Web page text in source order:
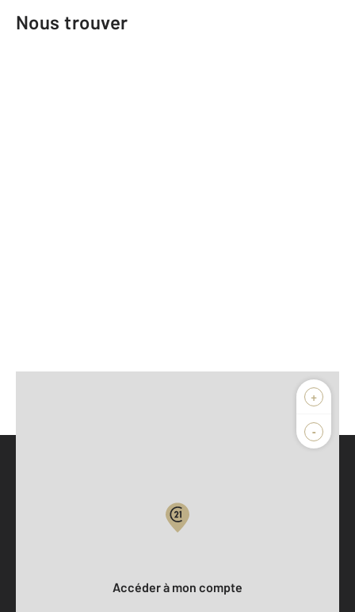
Nous trouver
+
-
Accéder à mon compte